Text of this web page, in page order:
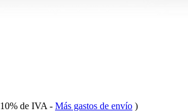
de IVA - Más gastos de envío )